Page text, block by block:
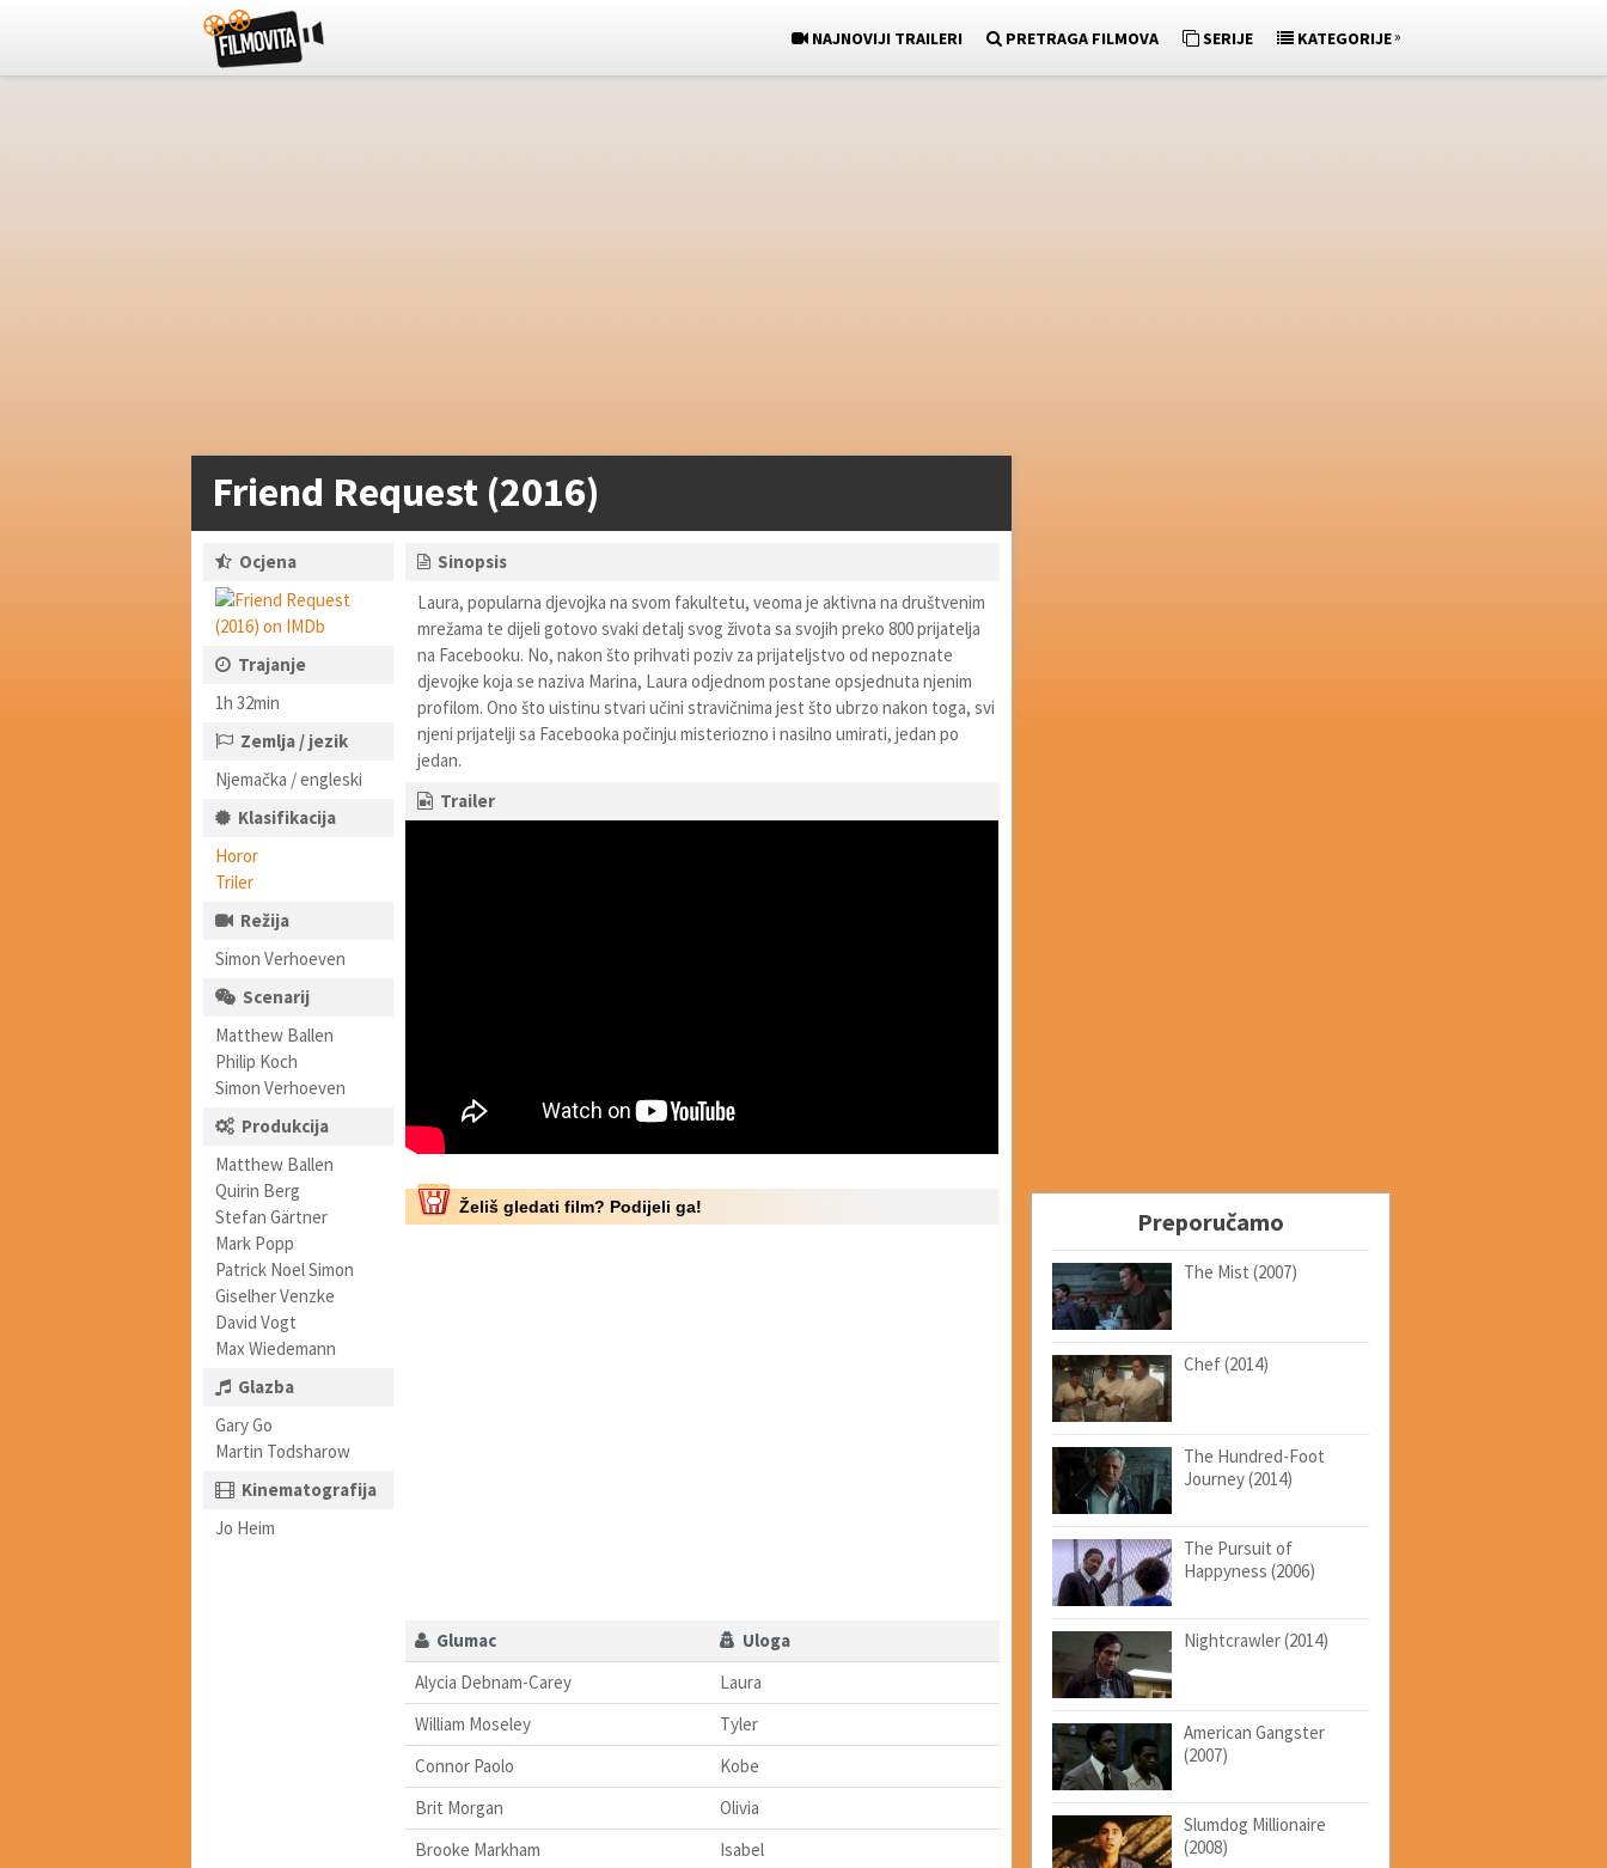
NAJNOVIJI TRAILERI PRETRAGA FILMOVA SERIJE KATEGORIJE»
Friend Request (2016)
Ocjena
Trajanje
1h 32min
Zemlja / jezik
Njemačka / engleski
Klasifikacija
Horor
Triler
Režija
Simon Verhoeven
Scenarij
Matthew Ballen
Philip Koch
Simon Verhoeven
Produkcija
Matthew Ballen
Quirin Berg
Stefan Gärtner
Mark Popp
Patrick Noel Simon
Giselher Venzke
David Vogt
Max Wiedemann
Glazba
Gary Go
Martin Todsharow
Kinematografija
Jo Heim
Sinopsis
Laura, popularna djevojka na svom fakultetu, veoma je aktivna na društvenim
mrežama te dijeli gotovo svaki detalj svog života sa svojih preko 800 prijatelja
na Facebooku. No, nakon što prihvati poziv za prijateljstvo od nepoznate
djevojke koja se naziva Marina, Laura odjednom postane opsjednuta njenim
profilom. Ono što uistinu stvari učini stravičnima jest što ubrzo nakon toga, svi
njeni prijatelji sa Facebooka počinju misteriozno i nasilno umirati, jedan po
jedan.
Trailer
Želiš gledati film? Podijeli ga!
Glumac
Uloga
Alycia Debnam-Carey
Laura
William Moseley
Tyler
Connor Paolo
Kobe
Brit Morgan
Olivia
Brooke Markham
Isabel
Preporučamo
The Mist (2007)
Chef (2014)
The Hundred-Foot
Journey (2014)
The Pursuit of
Happyness (2006)
Nightcrawler (2014)
American Gangster
(2007)
Slumdog Millionaire
(2008)